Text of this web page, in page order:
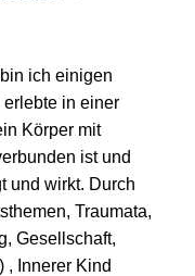
ich einigen
erlebte in einer
Körper mit
ist und
und wirkt. Durch
Traumata,
Gesellschaft,
Innerer Kind